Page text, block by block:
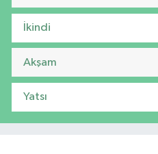
İkindi
Akşam
Yatsı